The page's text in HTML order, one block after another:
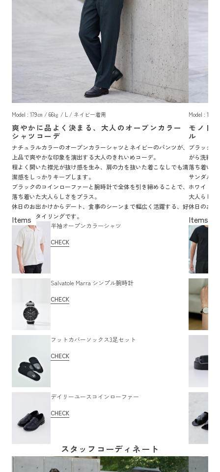
Model : 179㎝ / 66㎏ / L / ネイビー着用
爽やかに品よく決まる、大人のオープンカラー
シャツコーデ
ナチュラルカラーのオープンカラーシャツとネイビーのパンツが、
上品で爽やかな印象を演出する大人のきれいめコーデ。
程よく開いた襟元が抜け感を生み、肩の力を抜いた着こなしでも清
潔感をしっかりキープします。
ブラックのコインローファーと腕時計で全体を引き締めることで、
落ち着いた大人らしさをプラス。
休日のお出かけからデート、食事のシーンまで幅広く活躍する、好
印象なスタイリングです。
半袖オープンカラーシャツ
CHECK
Salvatole Marra シンプル腕時計
CHECK
フットカバーソックス3足セット
CHECK
デイリーユースコインローファー
CHECK
Model : 179
モノト
ル
ブラック
がら洗練
落ち着いた
サンダル
ホワイトフ
大人らし
休日のお出
るきれい
スタッフコーディネート